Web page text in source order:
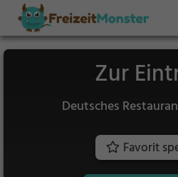
Zur
Deutsches
Favorit